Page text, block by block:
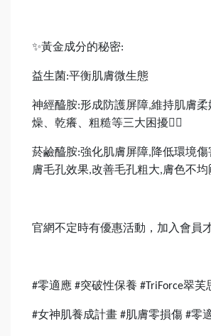
✨黃金成分的秘密:
益生菌:平衡肌膚微生態
神經醯胺:形成防護屏障,維持肌膚柔
燥、乾癢、粗糙等三大困擾👍🏻
菸鹼醯胺:強化肌膚屏障,降低環境傷
膚毛孔效果,改善毛孔粗大,膚色不均
官網不定時有優惠活動，加入會員
#零適應 #突破性保養 #TriForce翠芙
#女神肌養成計畫 #肌膚零損傷 #零